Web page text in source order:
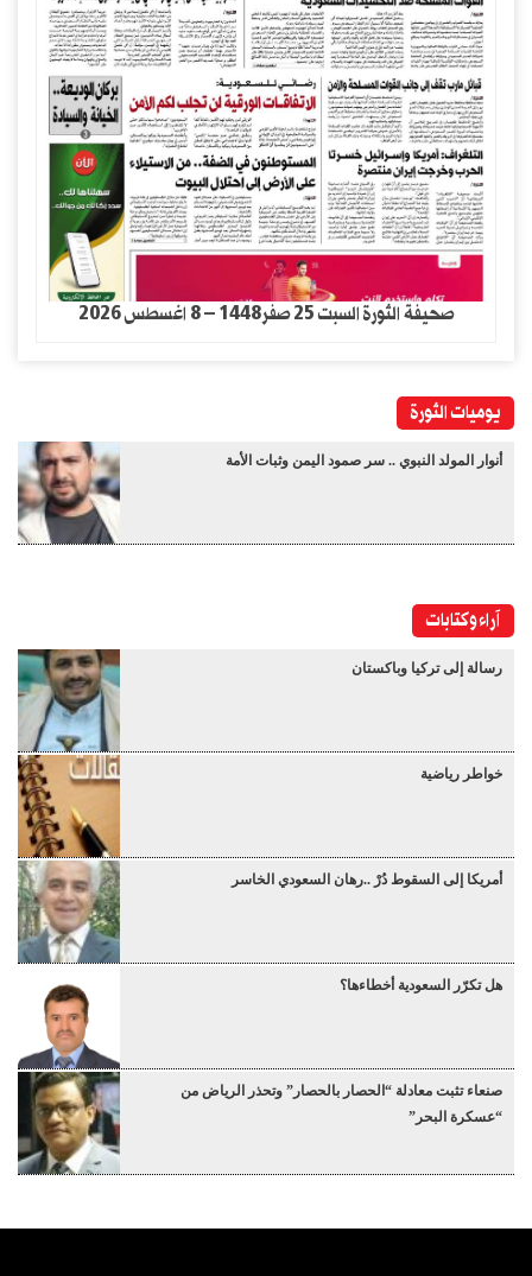
صحيفة الثورة السبت 25 صفر1448 – 8 اغسطس 2026
يوميات الثورة
أنوار المولد النبوي .. سر صمود اليمن وثبات الأمة
آراء وكتابات
رسالة إلى تركيا وباكستان
خواطر رياضية
أمريكا إلى السقوط دُرْ ..رهان السعودي الخاسر
هل تكرّر السعودية أخطاءها؟
صنعاء تثبت معادلة “الحصار بالحصار” وتحذر الرياض من
“عسكرة البحر”